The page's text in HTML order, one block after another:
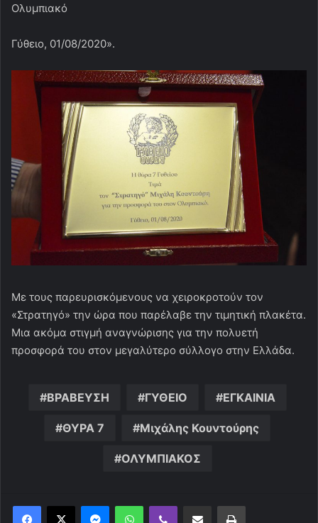
Ολυμπιακό
Γύθειο, 01/08/2020».
Με τους παρευρισκόμενους να χειροκροτούν τον
«Στρατηγό» την ώρα που παρέλαβε την τιμητική πλακέτα.
Μια ακόμα στιγμή αναγνώρισης για την πολυετή
προσφορά του στον μεγαλύτερο σύλλογο στην Ελλάδα.
ΒΡΑΒΕΥΣΗ ΓΥΘΕΙΟ ΕΓΚΑΙΝΙΑ
ΘΥΡΑ 7 Μιχάλης Κουντούρης
ΟΛΥΜΠΙΑΚΟΣ
MessengerWhatsAppViber Κοινοποίηση μέσω ηλεκτρονικού ταχυδρομείουΕκτύπωση